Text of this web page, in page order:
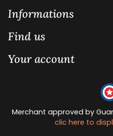
Informations
Find us
Your account
Merchant approved by
clic here to